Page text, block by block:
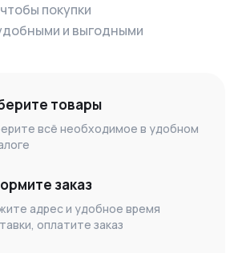
покупки
и выгодными
товары
всё необходимое в удобном
заказ
адрес и удобное время
оплатите заказ